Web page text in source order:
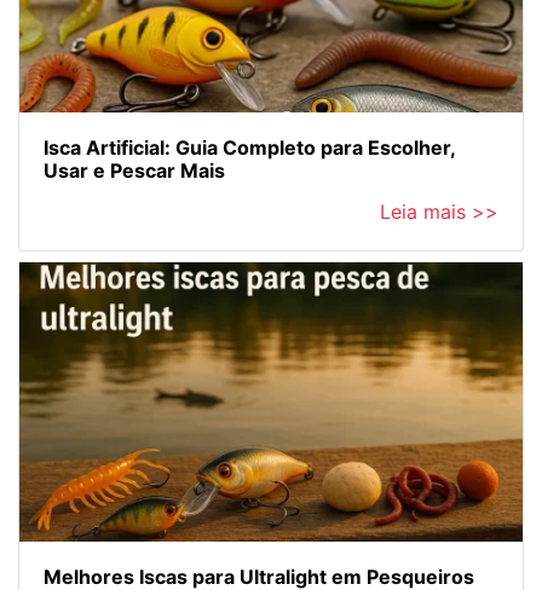
Isca Artificial: Guia Completo para Escolher,
Usar e Pescar Mais
Leia mais >>
Melhores Iscas para Ultralight em Pesqueiros